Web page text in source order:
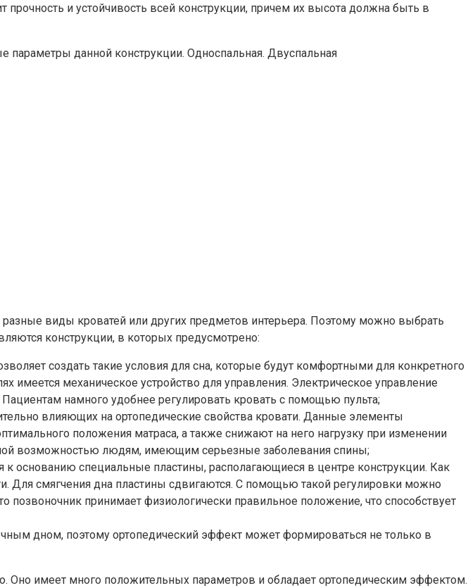
и устойчивость всей конструкции, причем их высота должна быть в
данной конструкции. Односпальная. Двуспальная
виды кроватей или других предметов интерьера. Поэтому можно выбрать
конструкции, в которых предусмотрено:
создать такие условия для сна, которые будут комфортными для конкретного
имеется механическое устройство для управления. Электрическое управление
намного удобнее регулировать кровать с помощью пульта;
влияющих на ортопедические свойства кровати. Данные элементы
положения матраса, а также снижают на него нагрузку при изменении
возможностью людям, имеющим серьезные заболевания спины;
основанию специальные пластины, располагающиеся в центре конструкции. Как
Для смягчения дна пластины сдвигаются. С помощью такой регулировки можно
позвоночник принимает физиологически правильное положение, что способствует
дном, поэтому ортопедический эффект может формироваться не только в
Оно имеет много положительных параметров и обладает ортопедическим эффектом.